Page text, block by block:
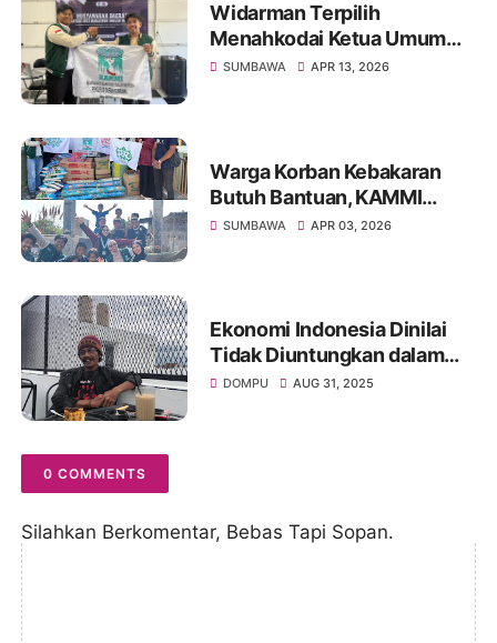
Widarman Terpilih
Menahkodai Ketua Umum
KAMMI SUMBAWA Periode
SUMBAWA APR 13, 2026
Warga Korban Kebakaran
Butuh Bantuan, KAMMI
Sumbawa Respon Cepat
SUMBAWA APR 03, 2026
Ekonomi Indonesia Dinilai
Tidak Diuntungkan dalam
Perjanjian dengan Amerika,
DOMPU AUG 31, 2025
0 COMMENTS
Silahkan Berkomentar, Bebas Tapi Sopan.